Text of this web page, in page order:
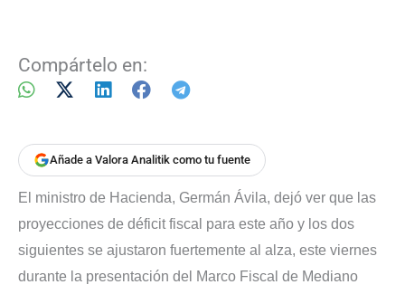
Compártelo en:
Añade a Valora Analitik como tu fuente
El ministro de Hacienda, Germán Ávila, dejó ver que las
proyecciones de déficit fiscal para este año y los dos
siguientes se ajustaron fuertemente al alza, este viernes
durante la presentación del Marco Fiscal de Mediano